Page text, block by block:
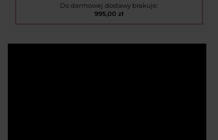
Do darmowej dostawy brakuje:
995,00 zł